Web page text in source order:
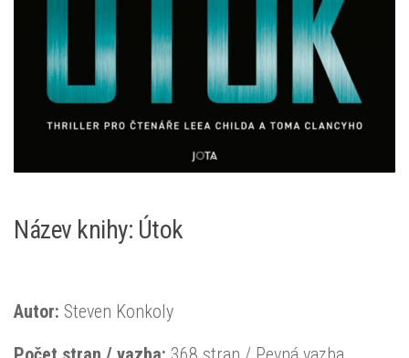
Název knihy: Útok
Autor: Steven Konkoly